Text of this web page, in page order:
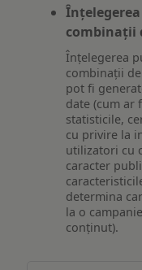
combinații
Înțelegerea
combinații
pot fi
date (cum ar
statisticile,
cu privire la
utilizatori cu
caracter
determina
la o
conținut).